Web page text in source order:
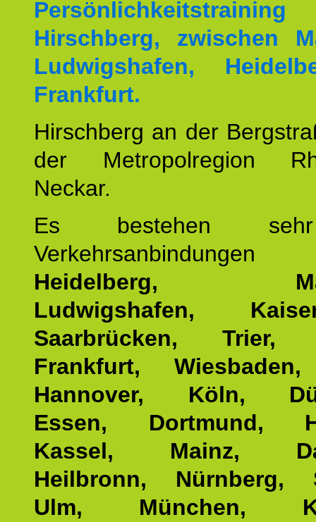
Hirschberg, zwischen
Ludwigshafen,
Frankfurt.
Hirschberg an der
der Metropolregion
Neckar.
Es bestehen
Heidelberg,
Ludwigshafen,
Saarbrücken, Trier,
Frankfurt,
Hannover, Köln,
Essen, Dortmund,
Kassel, Mainz,
Heilbronn, Nürnberg,
Ulm, München,